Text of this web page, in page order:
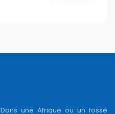
Dans une Afrique ou un fossé